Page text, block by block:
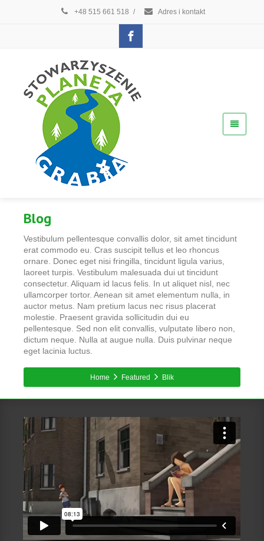
+48 515 661 518 / Adres i kontakt
Blog
Vestibulum pellentesque convallis dolor, sit amet tincidunt
erat commodo eu. Cras suscipit tellus et leo rhoncus
ornare. Donec eget nisi fringilla, tincidunt ligula varius,
laoreet turpis. Vestibulum malesuada dui ut tincidunt
consectetur. Aliquam id lacus felis. In ut aliquet nisl, nec
ullamcorper tortor. Aenean sit amet elementum nulla, in
auctor metus. Nam pretium lacus nec risus placerat
molestie. Praesent gravida sollicitudin dui eu
pellentesque. Sed non elit convallis, vulputate libero non,
dictum neque. Nulla at augue nulla. Duis pulvinar neque
eget lacinia luctus.
Home Featured Blik